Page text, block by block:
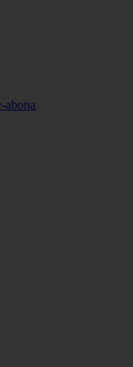
abona